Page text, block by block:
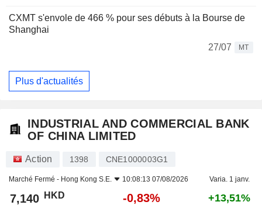
CXMT s'envole de 466 % pour ses débuts à la Bourse de
Shanghai
27/07
MT
Plus d'actualités
INDUSTRIAL AND COMMERCIAL BANK
OF CHINA LIMITED
Action 1398 CNE1000003G1
Marché Fermé - Hong Kong S.E. 10:08:13 07/08/2026 Varia. 1 janv.
7,140 HKD -0,83% +13,51%